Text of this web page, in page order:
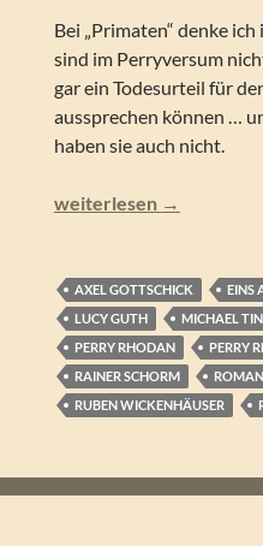
Bei „Primaten“ denke
sind im Perryversum
gar ein Todesurteil für
aussprechen können …
haben sie auch nicht.
Perry Rhodan NEO –
weiterlesen →
AXEL GOTTSCHICK EINS
LUCY GUTH
MICHAEL
PERRY RHODAN
PERRY
RAINER SCHORM
RUBEN WICKENHÄUSER